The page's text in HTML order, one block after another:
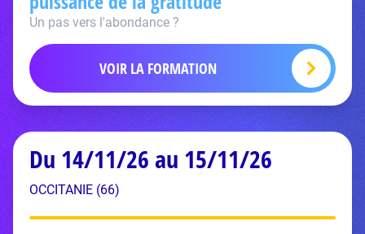
Un pas vers l'abondance ?
VOIR LA FORMATION
Du 14/11/26 au 15/11/26
OCCITANIE (66)